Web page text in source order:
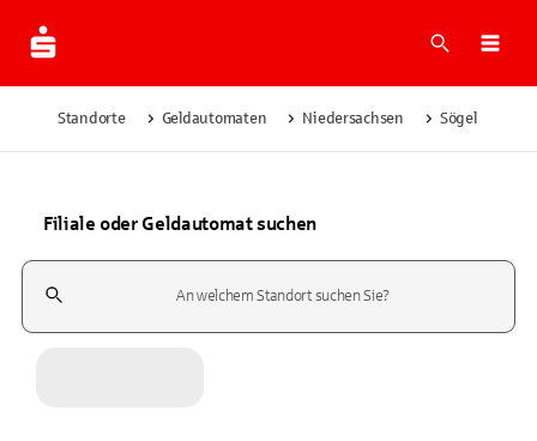
Suche
Standorte Geldautomaten Niedersachsen Sögel
Filiale oder Geldautomat suchen
Suchfeld